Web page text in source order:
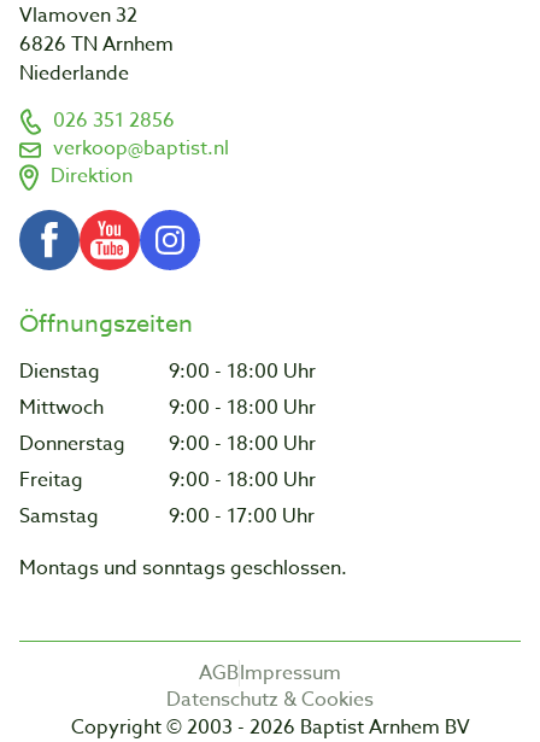
Vlamoven 32
6826 TN Arnhem
Niederlande
026 351 2856
verkoop@baptist.nl
Direktion
Öffnungszeiten
Dienstag
9:00 - 18:00 Uhr
Mittwoch
9:00 - 18:00 Uhr
Donnerstag
9:00 - 18:00 Uhr
Freitag
9:00 - 18:00 Uhr
Samstag
9:00 - 17:00 Uhr
Montags und sonntags geschlossen.
AGBImpressum
Datenschutz & Cookies
Copyright © 2003 - 2026 Baptist Arnhem BV